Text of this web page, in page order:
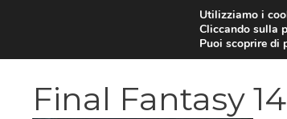
Final Fantasy
Utilizziamo i
Cliccando sulla
Puoi scoprire di